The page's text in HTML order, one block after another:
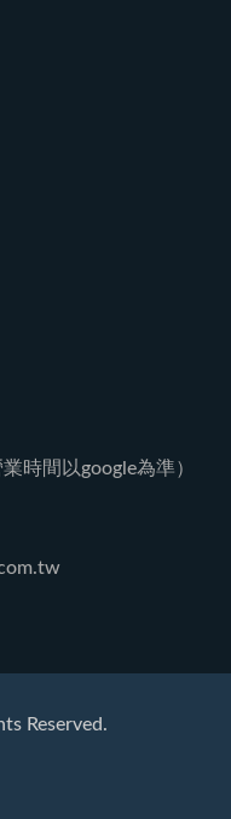
時間以google為準）
Reserved.